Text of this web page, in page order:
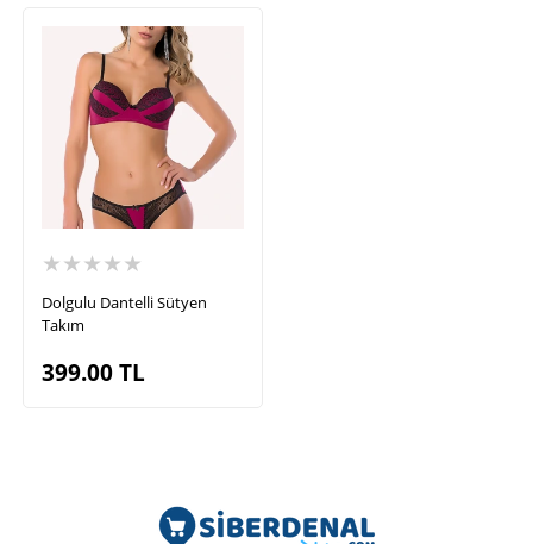
★★★★★
Dolgulu Dantelli Sütyen
Takım
399.00TL